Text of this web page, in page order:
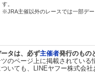
す。
※JRA主催以外のレースでは一部デー
タは、必ず主催者発行のもの
のページ上に掲載されてい
いても、LINEヤフー株式会